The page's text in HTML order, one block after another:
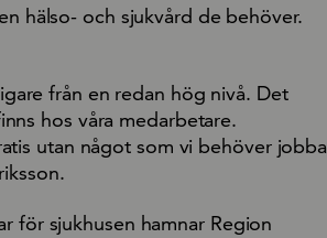
hälso- och sjukvård de behöver.
från en redan hög nivå. Det
hos våra medarbetare.
utan något som vi behöver jobba
för sjukhusen hamnar Region